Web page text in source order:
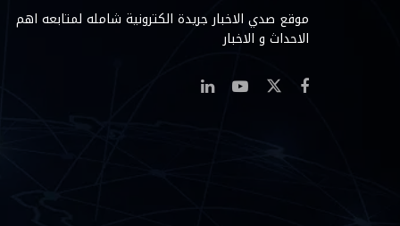
موقع صدي الاخبار جريدة الكترونية شامله لمتابعه اهم
الاحداث و الاخبار